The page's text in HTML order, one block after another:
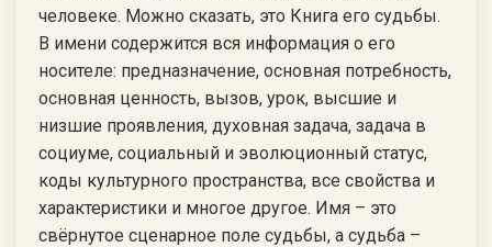
человеке. Можно сказать, это Книга его судьбы.
В имени содержится вся информация о его
носителе: предназначение, основная потребность,
основная ценность, вызов, урок, высшие и
низшие проявления, духовная задача, задача в
социуме, социальный и эволюционный статус,
коды культурного пространства, все свойства и
характеристики и многое другое. Имя – это
свёрнутое сценарное поле судьбы, а судьба –